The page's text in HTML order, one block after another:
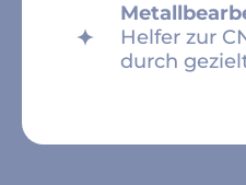
Helfer zur
durch